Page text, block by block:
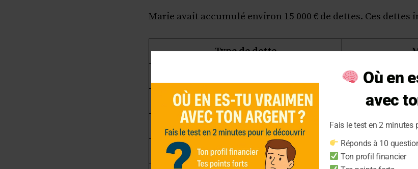
Marie avait accumulé environ 15 000 € de dettes. Ces dettes
Type de dette
5 000
Découvert bancaire 2 000
Prêt personnel 3 000
Factures impayées (électricité, eau) 1 500
Où en
avec
Fais le test en 2 minutes
Réponds à 10
Ton profil financier